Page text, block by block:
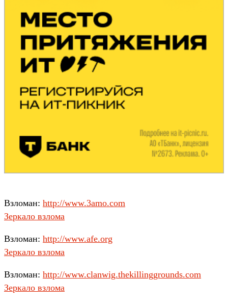
Взломан: http://www.3amo.com
Зеркало взлома
Взломан: http://www.afe.org
Зеркало взлома
Взломан: http://www.clanwig.thekillinggrounds.com
Зеркало взлома